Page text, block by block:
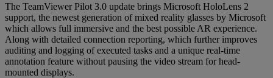
The TeamViewer Pilot 3.0 update brings Microsoft HoloLens 2
support, the newest generation of mixed reality glasses by Microsoft
which allows full immersive and the best possible AR experience.
Along with detailed connection reporting, which further improves
auditing and logging of executed tasks and a unique real-time
annotation feature without pausing the video stream for head-
mounted displays.